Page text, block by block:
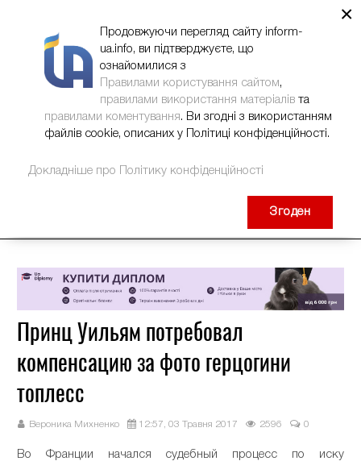
Принц Уильям потребовал
компенсацию за фото герцогини
топлесс
Вероника Михненко 12:57, 03 Травня 2017 2596 0
Во Франции начался судебный процесс по иску
×
Продовжуючи перегляд сайту inform-
ua.info, ви підтверджуєте, що
ознайомилися з
Правилами користування сайтом,
правилами використання матеріалів та
правилами коментування. Ви згодні з використанням
файлів cookie, описаних у Політиці конфіденційності.
Докладніше про Політику конфіденційності
Згоден